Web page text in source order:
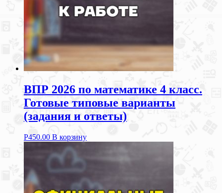
ВПР 2026 по математике 4 класс.
Готовые типовые варианты
(задания и ответы)
Р450.00 В корзину